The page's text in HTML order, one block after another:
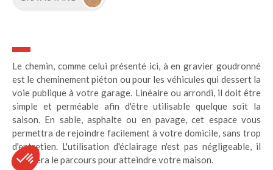
Le chemin, comme celui présenté ici, à en gravier goudronné
est le cheminement piéton ou pour les véhicules qui dessert la
voie publique à votre garage. Linéaire ou arrondi, il doit être
simple et perméable afin d'être utilisable quelque soit la
saison. En sable, asphalte ou en pavage, cet espace vous
permettra de rejoindre facilement à votre domicile, sans trop
d'entretien. L'utilisation d'éclairage n'est pas négligeable, il
facilitera le parcours pour atteindre votre maison.